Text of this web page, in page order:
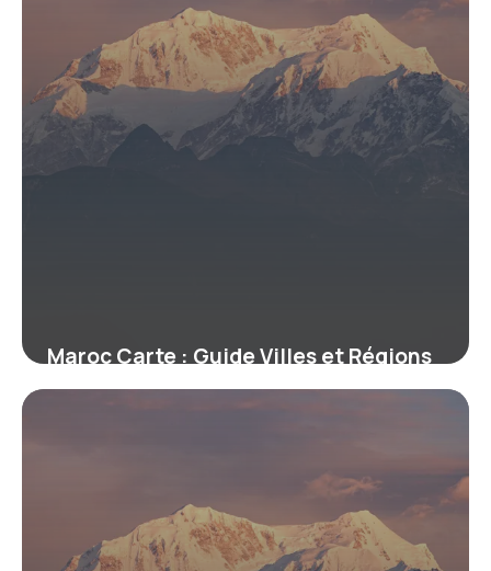
Maroc Carte : Guide Villes et Régions
20 mai 2026